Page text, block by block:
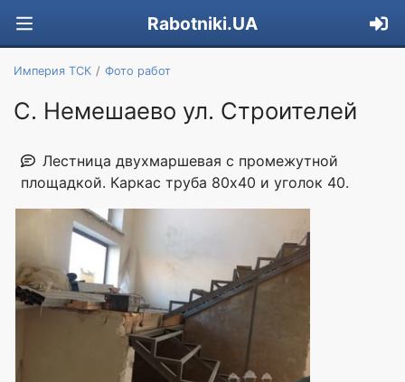
Rabotniki.UA
Империя ТСК Фото работ
С. Немешаево ул. Строителей
Лестница двухмаршевая с промежутной
площадкой. Каркас труба 80х40 и уголок 40.